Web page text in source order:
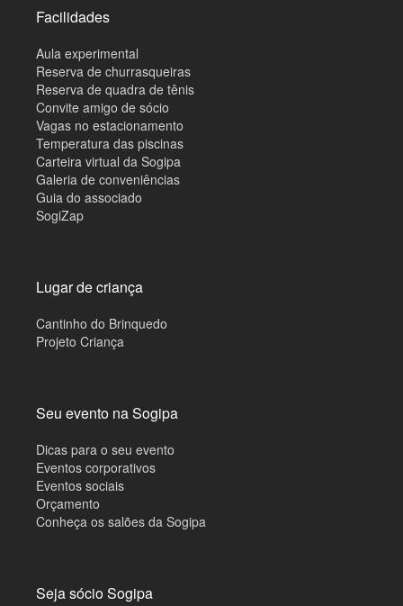
Facilidades
Aula experimental
Reserva de churrasqueiras
Reserva de quadra de tênis
Convite amigo de sócio
Vagas no estacionamento
Temperatura das piscinas
Carteira virtual da Sogipa
Galeria de conveniências
Guia do associado
SogiZap
Lugar de criança
Cantinho do Brinquedo
Projeto Criança
Seu evento na Sogipa
Dicas para o seu evento
Eventos corporativos
Eventos sociais
Orçamento
Conheça os salões da Sogipa
Seja sócio Sogipa